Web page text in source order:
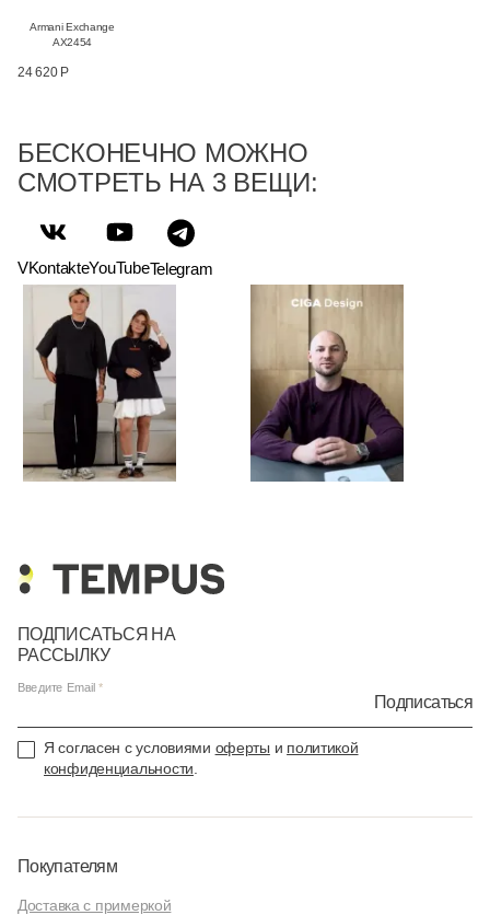
Armani Exchange
AX2454
24 620 Р
БЕСКОНЕЧНО МОЖНО
СМОТРЕТЬ НА 3 ВЕЩИ:
VKontakteYouTubeTelegram
ПОДПИСАТЬСЯ НА
РАССЫЛКУ
Введите Email
Подписаться
Я согласен с условиями оферты и политикой
конфиденциальности
Покупателям
Доставка с примеркой